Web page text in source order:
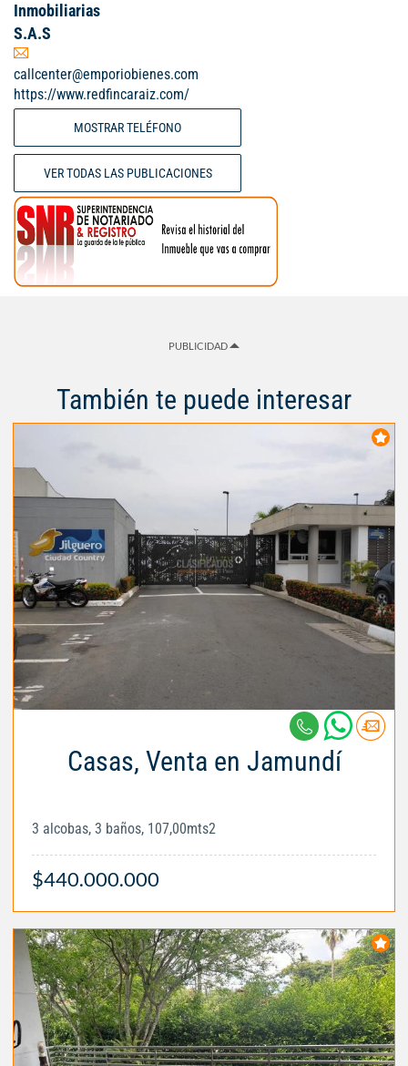
Inmobiliarias
S.A.S
callcenter@emporiobienes.com
https://www.redfincaraiz.com/
MOSTRAR TELÉFONO
VER TODAS LAS PUBLICACIONES
PUBLICIDAD
También te puede interesar
Casas, Venta en Jamundí
3 alcobas, 3 baños, 107,00mts2
$440.000.000